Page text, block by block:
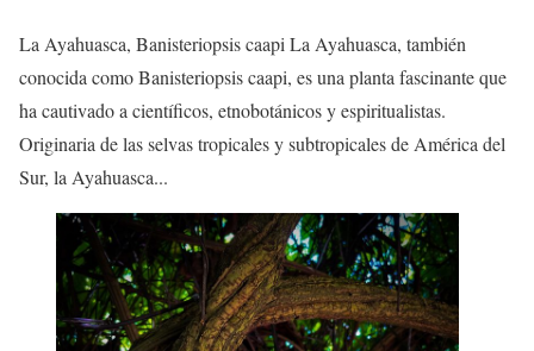
La Ayahuasca, Banisteriopsis caapi La Ayahuasca, también
conocida como Banisteriopsis caapi, es una planta fascinante que
ha cautivado a científicos, etnobotánicos y espiritualistas.
Originaria de las selvas tropicales y subtropicales de América del
Sur, la Ayahuasca...